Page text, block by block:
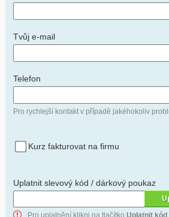
Tvůj e-mail
Telefon
Pro rychlejší kontakt v případě jakéhokoliv
Kurz fakturovat na firmu
Uplatnit slevový kód / dárkový poukaz
Pro uplatnění klikni na tlačítko Uplatnit kód